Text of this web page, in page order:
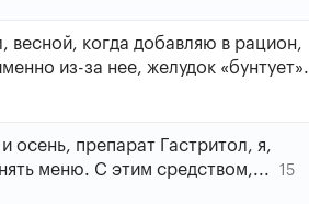
весной, когда добавляю в рацион,
из-за нее, желудок «бунтует».
осень, препарат Гастритол, я,
меню. С этим средством,...
15